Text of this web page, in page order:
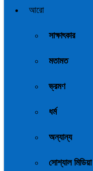
আরো
সাক্ষাৎকার
মতামত
ভ্রমণ
ধর্ম
অন্যান্য
সোশ্যাল মিডিয়া